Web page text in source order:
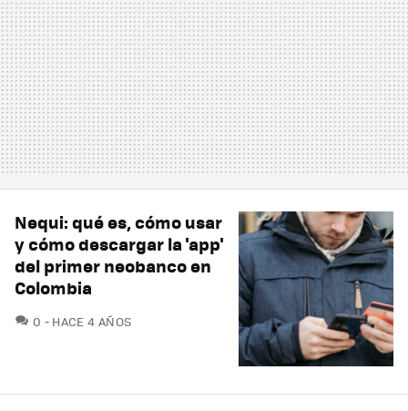
Nequi: qué es, cómo usar
y cómo descargar la 'app'
del primer neobanco en
Colombia
0 COMENTARIOS
HACE 4 AÑOS